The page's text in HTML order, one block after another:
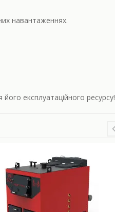
навантаженнях.
експлуатаційного ресурсу!